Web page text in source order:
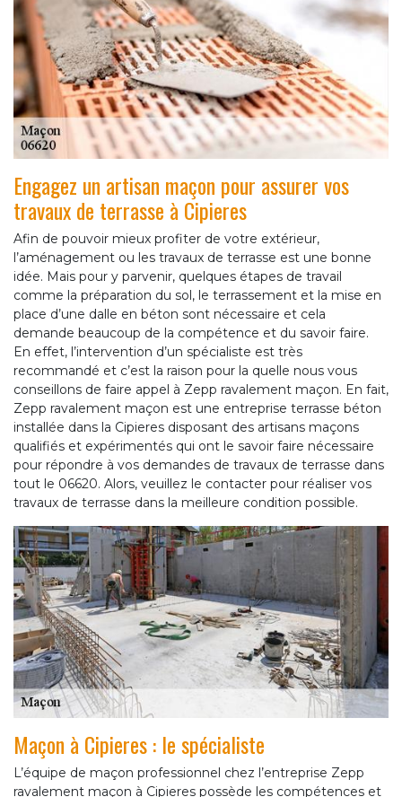
Engagez un artisan maçon pour assurer vos
travaux de terrasse à Cipieres
Afin de pouvoir mieux profiter de votre extérieur,
l’aménagement ou les travaux de terrasse est une bonne
idée. Mais pour y parvenir, quelques étapes de travail
comme la préparation du sol, le terrassement et la mise en
place d’une dalle en béton sont nécessaire et cela
demande beaucoup de la compétence et du savoir faire.
En effet, l’intervention d’un spécialiste est très
recommandé et c’est la raison pour la quelle nous vous
conseillons de faire appel à Zepp ravalement maçon. En fait,
Zepp ravalement maçon est une entreprise terrasse béton
installée dans la Cipieres disposant des artisans maçons
qualifiés et expérimentés qui ont le savoir faire nécessaire
pour répondre à vos demandes de travaux de terrasse dans
tout le 06620. Alors, veuillez le contacter pour réaliser vos
travaux de terrasse dans la meilleure condition possible.
Maçon à Cipieres : le spécialiste
L’équipe de maçon professionnel chez l’entreprise Zepp
ravalement maçon à Cipieres possède les compétences et